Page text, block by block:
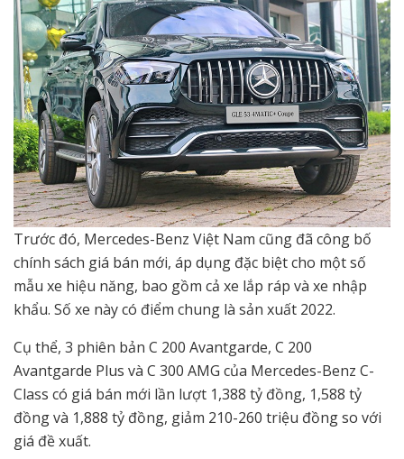
Trước đó, Mercedes-Benz Việt Nam cũng đã công bố
chính sách giá bán mới, áp dụng đặc biệt cho một số
mẫu xe hiệu năng, bao gồm cả xe lắp ráp và xe nhập
khẩu. Số xe này có điểm chung là sản xuất 2022.
Cụ thể, 3 phiên bản C 200 Avantgarde, C 200
Avantgarde Plus và C 300 AMG của Mercedes-Benz C-
Class có giá bán mới lần lượt 1,388 tỷ đồng, 1,588 tỷ
đồng và 1,888 tỷ đồng, giảm 210-260 triệu đồng so với
giá đề xuất.